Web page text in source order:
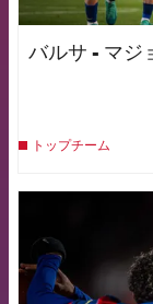
バルサ - マジ
トップチーム